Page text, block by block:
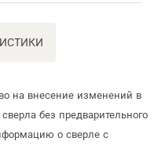
на внесение изменений в
без предварительного
о сверле с